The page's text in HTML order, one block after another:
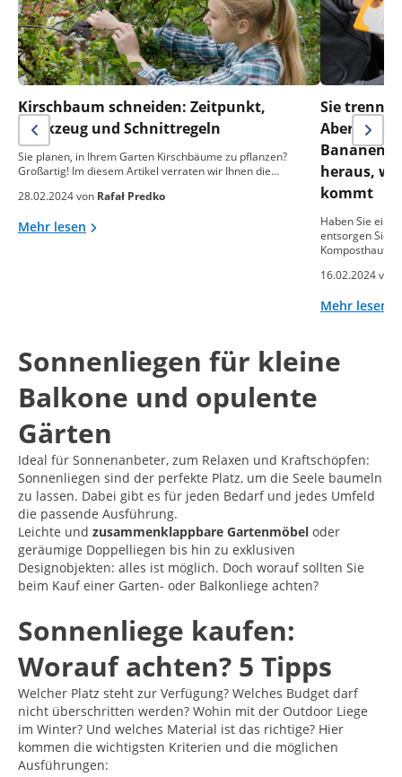
Kirschbaum schneiden: Zeitpunkt,
Werkzeug und Schnittregeln
Sie planen, in Ihrem Garten Kirschbäume zu pflanzen?
Großartig! Im diesem Artikel verraten wir Ihnen die…
28.02.2024 von Rafał Predko
Mehr lesen
Sie
Aber was
heraus,
kommt
Haben Sie
entsorgen Sie
16.02.2024 von
Mehr lesen
Sonnenliegen für kleine
Balkone und opulente
Gärten
Ideal für Sonnenanbeter, zum Relaxen und Kraftschöpfen:
Sonnenliegen sind der perfekte Platz, um die Seele baumeln
zu lassen. Dabei gibt es für jeden Bedarf und jedes Umfeld
die passende Ausführung.
Leichte und zusammenklappbare Gartenmöbel oder
geräumige Doppelliegen bis hin zu exklusiven
Designobjekten: alles ist möglich. Doch worauf sollten Sie
beim Kauf einer Garten- oder Balkonliege achten?
Sonnenliege kaufen:
Worauf achten? 5 Tipps
Welcher Platz steht zur Verfügung? Welches Budget darf
nicht überschritten werden? Wohin mit der Outdoor Liege
im Winter? Und welches Material ist das richtige? Hier
kommen die wichtigsten Kriterien und die möglichen
Ausführungen: